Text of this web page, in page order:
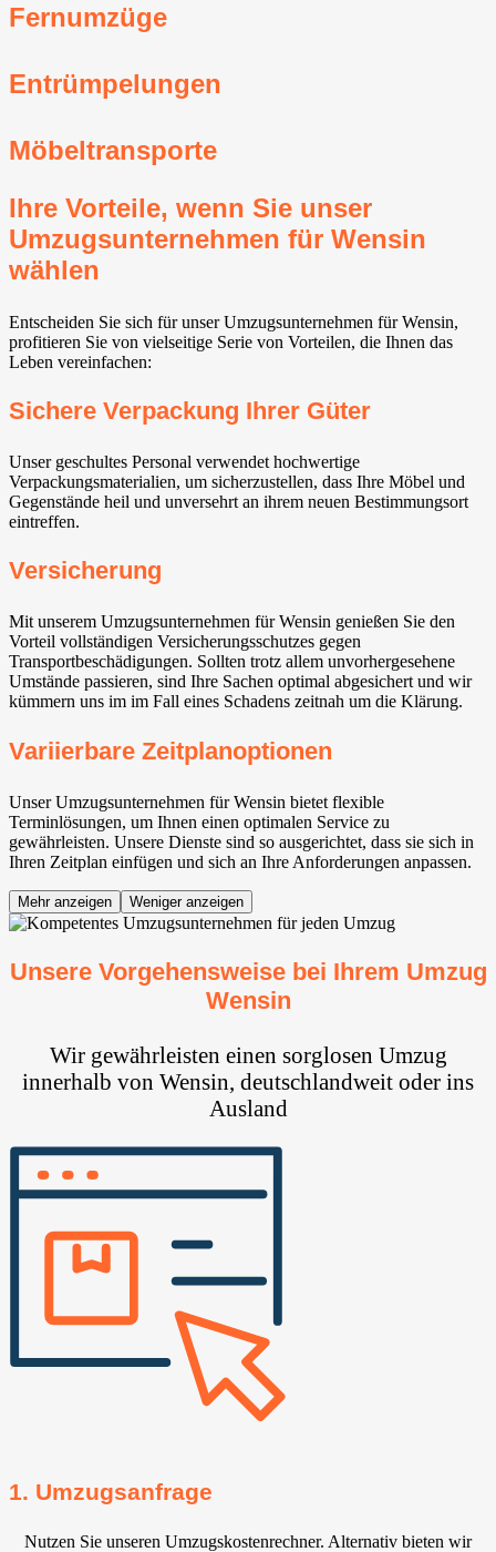
Fernumzüge
Entrümpelungen
Möbeltransporte
Ihre Vorteile, wenn Sie unser
Umzugsunternehmen für Wensin
wählen
Entscheiden Sie sich für unser Umzugsunternehmen für Wensin,
profitieren Sie von vielseitige Serie von Vorteilen, die Ihnen das
Leben vereinfachen:
Sichere Verpackung Ihrer Güter
Unser geschultes Personal verwendet hochwertige
Verpackungsmaterialien, um sicherzustellen, dass Ihre Möbel und
Gegenstände heil und unversehrt an ihrem neuen Bestimmungsort
eintreffen.
Versicherung
Mit unserem Umzugsunternehmen für Wensin genießen Sie den
Vorteil vollständigen Versicherungsschutzes gegen
Transportbeschädigungen. Sollten trotz allem unvorhergesehene
Umstände passieren, sind Ihre Sachen optimal abgesichert und wir
kümmern uns im im Fall eines Schadens zeitnah um die Klärung.
Variierbare Zeitplanoptionen
Unser Umzugsunternehmen für Wensin bietet flexible
Terminlösungen, um Ihnen einen optimalen Service zu
gewährleisten. Unsere Dienste sind so ausgerichtet, dass sie sich in
Ihren Zeitplan einfügen und sich an Ihre Anforderungen anpassen.
Mehr anzeigen Weniger anzeigen
Unsere Vorgehensweise bei Ihrem Umzug
Wensin
Wir gewährleisten einen sorglosen Umzug
innerhalb von Wensin, deutschlandweit oder ins
Ausland
1. Umzugsanfrage
Nutzen Sie unseren Umzugskostenrechner. Alternativ bieten wir